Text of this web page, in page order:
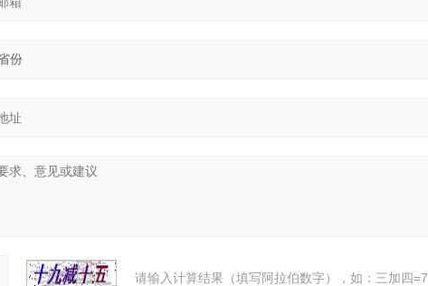
请输入计算结果（填写阿拉伯数字），如：三加四=7